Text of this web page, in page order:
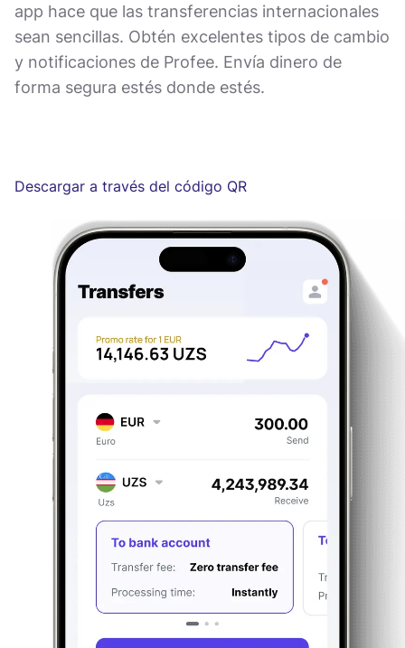
app hace que las transferencias internacionales
sean sencillas. Obtén excelentes tipos de cambio
y notificaciones de Profee. Envía dinero de
forma segura estés donde estés.
Descargar a través del código QR